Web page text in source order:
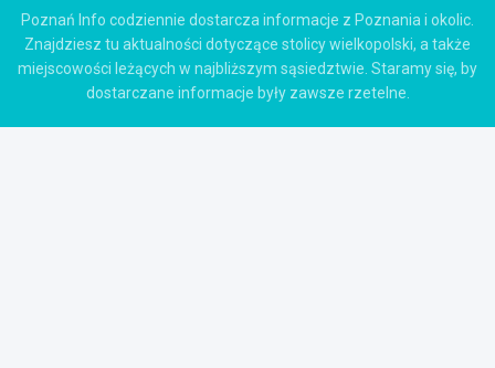
Poznań Info codziennie dostarcza informacje z Poznania i okolic.
Znajdziesz tu aktualności dotyczące stolicy wielkopolski, a także
miejscowości leżących w najbliższym sąsiedztwie. Staramy się, by
dostarczane informacje były zawsze rzetelne.